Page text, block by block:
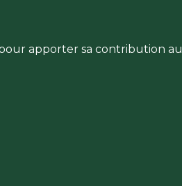
pour apporter sa contribution au